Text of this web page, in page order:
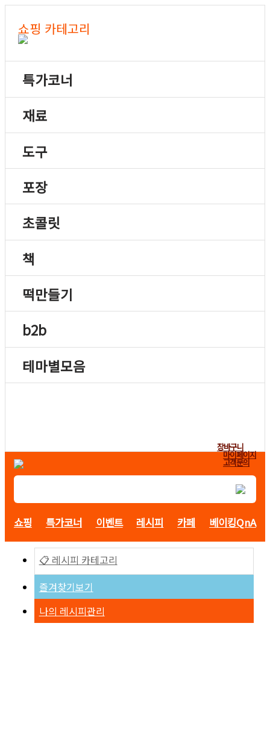
쇼핑 카테고리
특가코너
재료
도구
포장
초콜릿
책
떡만들기
b2b
테마별모음
장바구니
마이페이지
고객문의
쇼핑 특가코너 이벤트 레시피 카페 베이킹QnA
📋 레시피 카테고리
즐겨찾기보기
나의 레시피관리